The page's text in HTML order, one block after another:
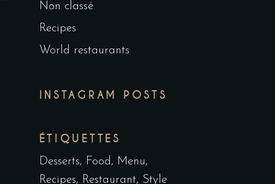
Non classé
Recipes
World restaurants
INSTAGRAM POSTS
ÉTIQUETTES
Desserts Food
Menu
Recipes
Restaurant Style